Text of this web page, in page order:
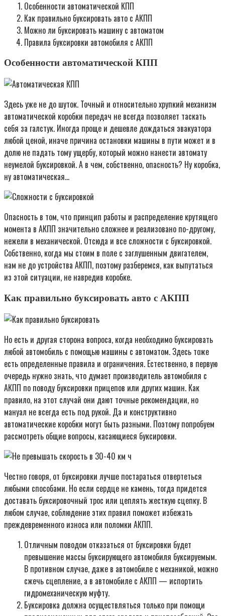
Особенности автоматической КПП
Как правильно буксировать авто с АКПП
Можно ли буксировать машину с автоматом
Правила буксировки автомобиля с АКПП
Особенности автоматической КПП
Здесь уже не до шуток. Точный и относительно хрупкий механизм
автоматической коробки передач не всегда позволяет таскать
себя за галстук. Иногда проще и дешевле дождаться эвакуатора
любой ценой, иначе причина остановки машины в пути может и в
долю не падать тому ущербу, который можно нанести автомату
неумелой буксировкой. А в чем, собственно, опасность? Ну коробка,
ну автоматическая…
Опасность в том, что принцип работы и распределение крутящего
момента в АКПП значительно сложнее и реализовано по-другому,
нежели в механической. Отсюда и все сложности с буксировкой.
Собственно, когда мы стоим в поле с заглушенным двигателем,
нам не до устройства АКПП, поэтому разберемся, как выпутаться
из этой ситуации, не навредив коробке.
Как правильно буксировать авто с АКПП
Но есть и другая сторона вопроса, когда необходимо буксировать
любой автомобиль с помощью машины с автоматом. Здесь тоже
есть определенные правила и ограничения. Естественно, в первую
очередь нужно знать, что думает производитель автомобиля с
АКПП по поводу буксировки прицепов или других машин. Как
правило, на этот случай они дают точные рекомендации, но
мануал не всегда есть под рукой. Да и конструктивно
автоматические коробки могут быть разными. Поэтому попробуем
рассмотреть общие вопросы, касающиеся буксировки.
Честно говоря, от буксировки лучше постараться отвертеться
любыми способами. Но если сердце не камень, тогда придется
доставать буксировочный трос или цеплять жесткую сцепку. В
любом случае, соблюдение этих правил поможет избежать
преждевременного износа или поломки АКПП.
Отличным поводом отказаться от буксировки будет
превышение массы буксирующего автомобиля буксируемым.
В противном случае, даже в автомобиле с механикой, можно
сжечь сцепление, а в автомобиле с АКПП — испортить
гидромеханическую муфту.
Буксировка должна осуществляться только при помощи